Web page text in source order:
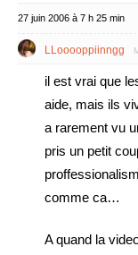
27 juin 2006 à 7 h 25 min
LLooooppiinngg
il est vrai que
aide, mais ils
a rarement vu
pris un petit
comme ca…
A quand la